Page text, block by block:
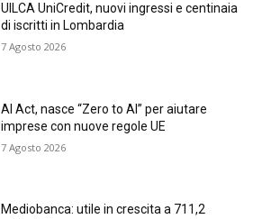
UILCA UniCredit, nuovi ingressi e centinaia
di iscritti in Lombardia
7 Agosto 2026
AI Act, nasce “Zero to AI” per aiutare
imprese con nuove regole UE
7 Agosto 2026
Mediobanca: utile in crescita a 711,2